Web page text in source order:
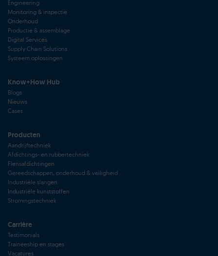
Engineering
Monitoring & inspectie
Onderhoud
Productie & assemblage
Digital Services
Supply Chain Solutions
Systeem oplossingen
Know+How Hub
Blogs
Nieuws
Cases
Producten
Aandrijftechniek
Afdichtings- en rubbertechniek
Flensafdichtingen
Gereedschappen, onderhoud & veiligheid
Industriële slangen
Industriële kunststoffen
Stromingstechniek
Carrière
Testimonials
Traineeship en stages
Vacatures